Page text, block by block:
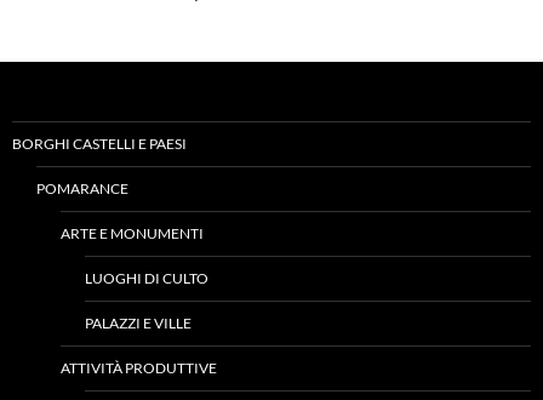
BORGHI CASTELLI E PAESI
POMARANCE
ARTE E MONUMENTI
LUOGHI DI CULTO
PALAZZI E VILLE
ATTIVITÀ PRODUTTIVE